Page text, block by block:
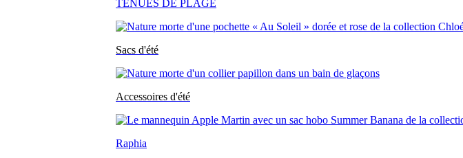
TENUES DE PLAGE
Sacs d'été
Accessoires d'été
Raphia